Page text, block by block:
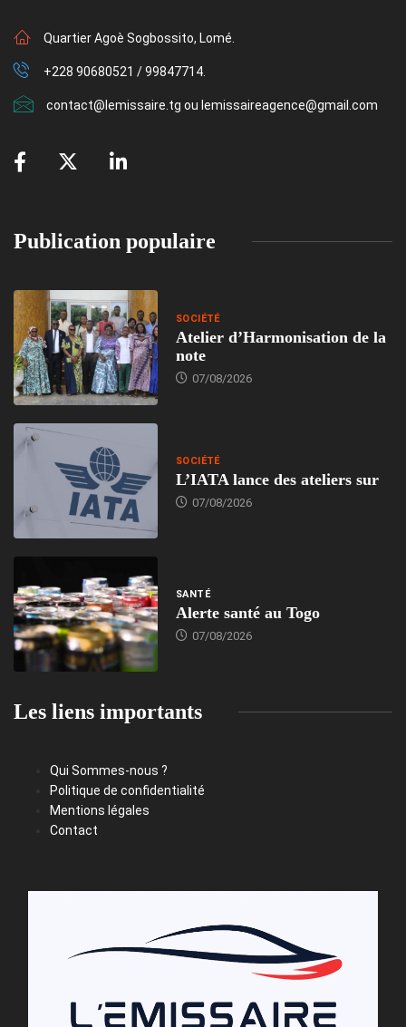
Quartier Agoè Sogbossito, Lomé.
+228 90680521 / 99847714.
contact@lemissaire.tg ou lemissaireagence@gmail.com
Publication populaire
SOCIÉTÉ
Atelier d’Harmonisation de la
note
07/08/2026
SOCIÉTÉ
L’IATA lance des ateliers sur
07/08/2026
SANTÉ
Alerte santé au Togo
07/08/2026
Les liens importants
Qui Sommes-nous ?
Politique de confidentialité
Mentions légales
Contact